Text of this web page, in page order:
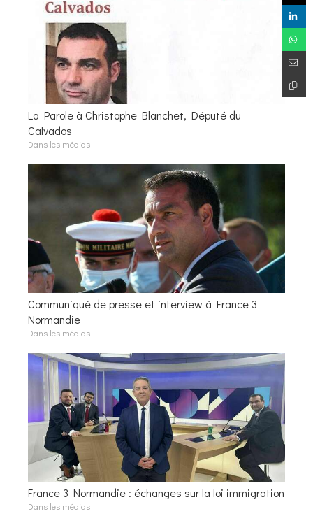
La Parole à Christophe Blanchet, Député du
Calvados
Dans les médias
Communiqué de presse et interview à France 3
Normandie
Dans les médias
France 3 Normandie : échanges sur la loi immigration
Dans les médias